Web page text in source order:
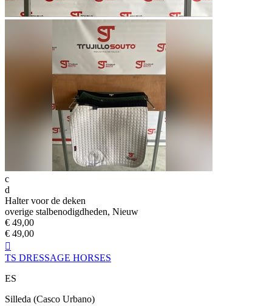
c
d
Halter voor de deken
overige stalbenodigdheden, Nieuw
€ 49,00
€ 49,00

TS DRESSAGE HORSES
ES
Silleda (Casco Urbano)